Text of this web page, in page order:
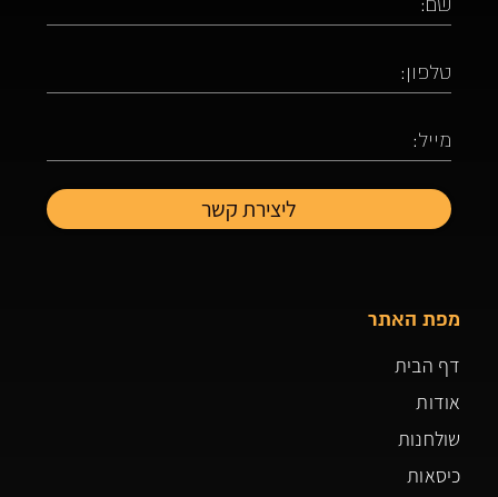
מפת האתר
דף הבית
אודות
שולחנות
כיסאות